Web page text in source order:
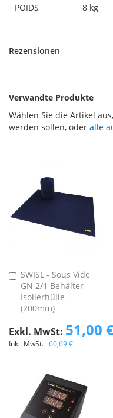
POIDS 8 kg
Rezensionen
Verwandte Produkte
Wählen Sie die Artikel
werden sollen, oder alle
SWISL - Sous Vide
GN 2/1 Behälter
Isolierhülle
(200mm)
60,69 €
51,00
In
den
Warenkorb